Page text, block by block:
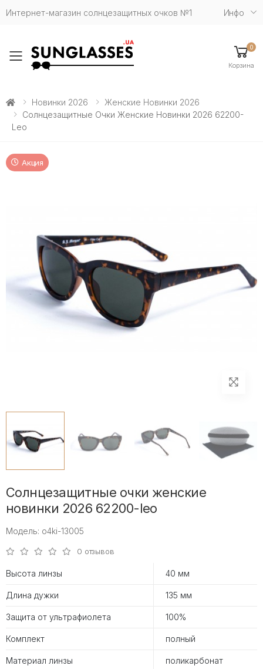
Интернет-магазин солнцезащитных очков №1 Инфо
Toggle mobile menu
0
Корзина
Новинки 2026
Женские Новинки 2026
Солнцезащитные Очки Женские Новинки 2026 62200-
Leo
Акция
Солнцезащитные очки женские
новинки 2026 62200-leo
Модель: o4ki-13005
0 отзывов
Высота линзы 40 мм
Длина дужки 135 мм
Защита от ультрафиолета 100%
Комплект полный
Материал линзы поликарбонат